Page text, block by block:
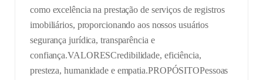
como excelência na prestação de serviços de registros
imobiliários, proporcionando aos nossos usuários
segurança jurídica, transparência e
confiança.VALORESCredibilidade, eficiência,
presteza, humanidade e empatia.PROPÓSITOPessoas